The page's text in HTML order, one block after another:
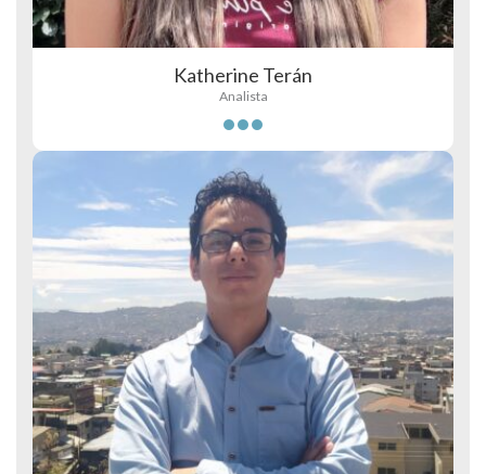
Katherine Terán
Analista